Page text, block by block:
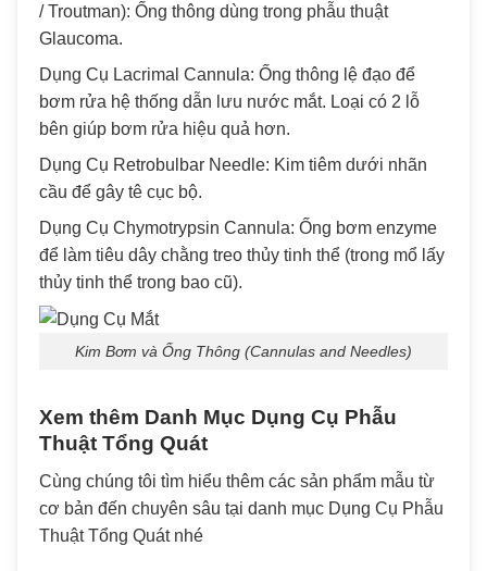
/ Troutman): Ống thông dùng trong phẫu thuật
Glaucoma.
Dụng Cụ Lacrimal Cannula: Ống thông lệ đạo để
bơm rửa hệ thống dẫn lưu nước mắt. Loại có 2 lỗ
bên giúp bơm rửa hiệu quả hơn.
Dụng Cụ Retrobulbar Needle: Kim tiêm dưới nhãn
cầu để gây tê cục bộ.
Dụng Cụ Chymotrypsin Cannula: Ống bơm enzyme
để làm tiêu dây chằng treo thủy tinh thể (trong mổ lấy
thủy tinh thể trong bao cũ).
Kim Bơm và Ống Thông (Cannulas and Needles)
Xem thêm Danh Mục Dụng Cụ Phẫu
Thuật Tổng Quát
Cùng chúng tôi tìm hiểu thêm các sản phẩm mẫu từ
cơ bản đến chuyên sâu tại danh mục Dụng Cụ Phẫu
Thuật Tổng Quát nhé